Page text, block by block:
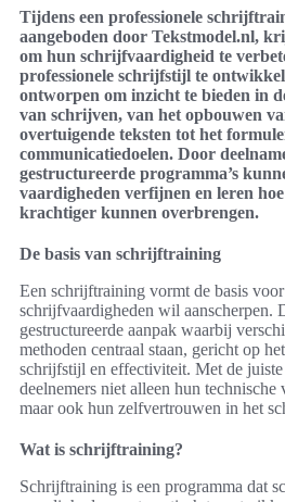
Tijdens een professionele
aangeboden door Tekstmodel.nl,
om hun schrijfvaardigheid te
professionele schrijfstijl te
ontworpen om inzicht te bieden in
van schrijven, van het opbouwen
overtuigende teksten tot het
communicatiedoelen. Door
gestructureerde programma’s
vaardigheden verfijnen en leren
krachtiger kunnen overbrengen.
De basis van schrijftraining
Een schrijftraining vormt de basis
schrijfvaardigheden wil aanscherpen.
gestructureerde aanpak waarbij
methoden centraal staan, gericht op
schrijfstijl en effectiviteit. Met de
deelnemers niet alleen hun technische
maar ook hun zelfvertrouwen in het
Wat is schrijftraining?
Schrijftraining is een programma dat